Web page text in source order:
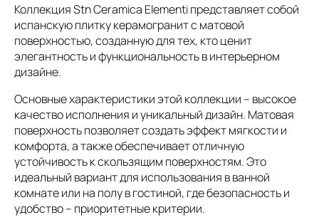
Коллекция Stn Ceramica Elementi представляет собой
испанскую плитку керамогранит с матовой
поверхностью, созданную для тех, кто ценит
элегантность и функциональность в интерьерном
дизайне.
Основные характеристики этой коллекции – высокое
качество исполнения и уникальный дизайн. Матовая
поверхность позволяет создать эффект мягкости и
комфорта, а также обеспечивает отличную
устойчивость к скользящим поверхностям. Это
идеальный вариант для использования в ванной
комнате или на полу в гостиной, где безопасность и
удобство – приоритетные критерии.